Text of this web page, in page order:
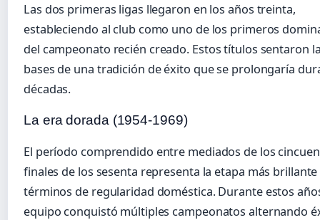
Las dos primeras ligas llegaron en los años treinta,
estableciendo al club como uno de los primeros
del campeonato recién creado. Estos títulos sentaron
bases de una tradición de éxito que se prolongaría
décadas.
La era dorada (1954-1969)
El período comprendido entre mediados de los
finales de los sesenta representa la etapa más brillante
términos de regularidad doméstica. Durante estos
equipo conquistó múltiples campeonatos alternando